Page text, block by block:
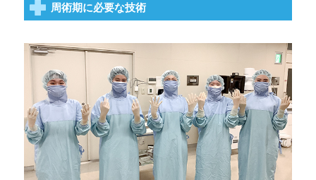
周術期に必要な技術